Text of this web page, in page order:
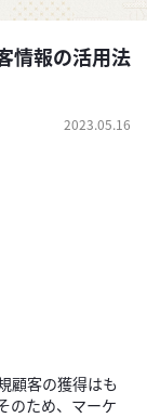
情報の活用法
2023.05.16
顧客の獲得はも
のため、マーケ